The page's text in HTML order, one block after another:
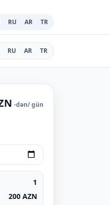
RU AR TR
RU AR TR
-dən/ gün
1
200AZN